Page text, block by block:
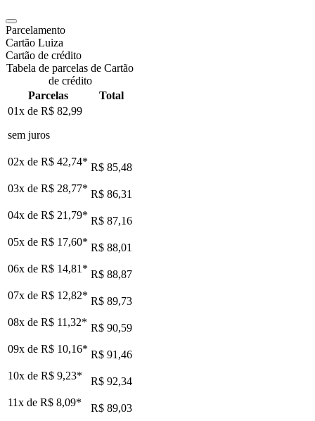
Parcelamento
Cartão Luiza
Cartão de crédito
Tabela de parcelas de Cartão
de crédito
Parcelas
Total
01x de R$ 82,99
sem juros
02x de R$ 42,74* R$ 85,48
03x de R$ 28,77* R$ 86,31
04x de R$ 21,79* R$ 87,16
05x de R$ 17,60* R$ 88,01
06x de R$ 14,81 * R$ 88,87
07x de R$ 12,82* R$ 89,73
08x de R$ 11,32* R$ 90,59
09x de R$ 10,16* R$ 91,46
10x de R$ 9,23*
R$ 92,34
11x de R$ 8,09*
R$ 89,03